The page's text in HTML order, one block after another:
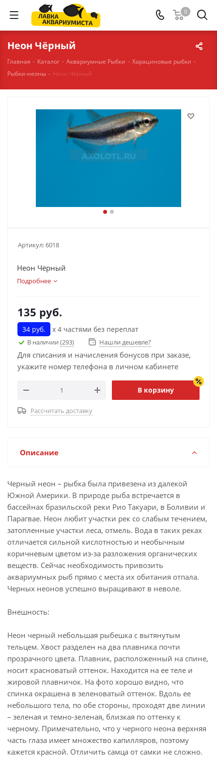
0
Неон Чёрный
Главная - Каталог - Аквариумные Рыбки - Харациновые рыбки -
Рыбки-неоны - Неон Чёрный
Артикул:6018
Неон Чёрный
Подробнее
135 руб.
34 руб. х 4 частями без переплат
В наличии (293) Нашли дешевле?
Для списания и начисления бонусов при заказе,
укажите номер телефона в личном кабинете
В корзину
Рассчитать доставку
Описание
Черный неон – рыбка была привезена из далекой
Южной Америки. В природе рыба встречается в
бассейнах бразильской реки Рио Такуари, в Боливии и
Парагвае. Неон любит участки рек со слабым течением,
затопленные участки леса, отмель. Вода в таких реках
отличается сильной кислотностью и необычным
коричневым цветом из-за разложения органических
веществ. Сейчас необходимость привозить
аквариумных рыб прямо с места их обитания отпала.
Черных неонов успешно выращивают в неволе.
Внешность:
Неон черный небольшая рыбешка с вытянутым
тельцем. Хвост разделен на два плавника почти
прозрачного цвета. Плавник, расположенный на спине,
носит красноватый оттенок. Находится на ее теле и
жировой плавничок. На фото хорошо видно, что
спинка окрашена в зеленоватый оттенок. Вдоль ее
небольшого тела, по обе стороны, проходят две линии
– зеленая и темно-зеленая, близкая по оттенку к
черному. Примечательно, что у черного неона верхняя
часть глаза имеет множество капилляров, поэтому
кажется красной. Отличить самца от самки не сложно.